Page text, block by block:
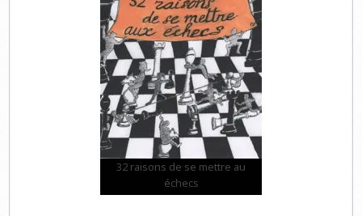
32 raisons de se mettre au
échecs